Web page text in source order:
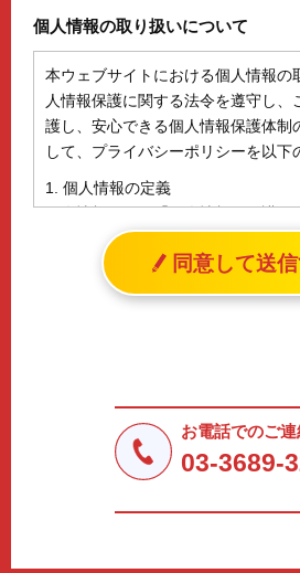
個人情報の取り扱いについて
本ウェブサイトにおける個人情報の
人情報保護に関する法令を遵守し、
護し、安心できる個人情報保護体制
して、プライバシーポリシーを以下
1. 個人情報の定義
個人情報とは、「個人情報の保護に
れる生存する個人に関する情報であ
その他の記述等により特定の個人を
情報（個人識別情報）を指します。
a.応募者等からのお問い合わせに
b.本ウェブサイトにおけるサービ
3. プライバシー尊重
同意して送
お電話でのご
03-3689-